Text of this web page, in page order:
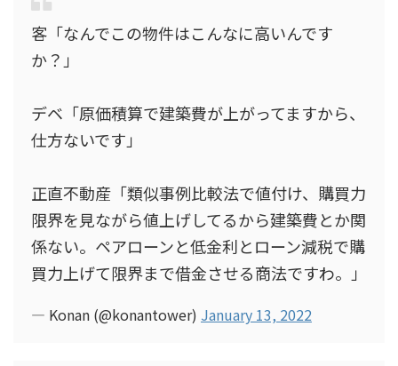
客「なんでこの物件はこんなに高いんです
か？」
デベ「原価積算で建築費が上がってますから、
仕方ないです」
正直不動産「類似事例比較法で値付け、購買力
限界を見ながら値上げしてるから建築費とか関
係ない。ペアローンと低金利とローン減税で購
買力上げて限界まで借金させる商法ですわ。」
— Konan (@konantower) January 13, 2022